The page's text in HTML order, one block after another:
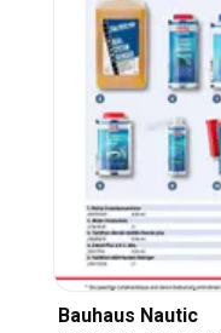
Bauhaus Nautic